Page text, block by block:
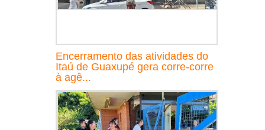
Encerramento das atividades do
Itaú de Guaxupé gera corre-corre
à agê...